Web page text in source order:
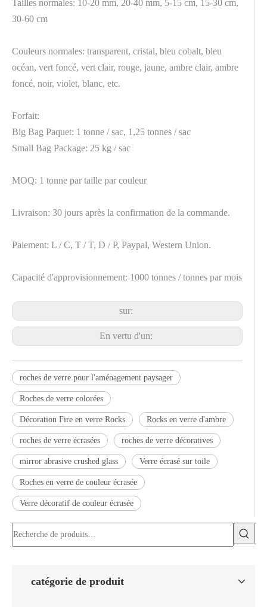
Tailles normales: 10-20 mm, 20-40 mm, 5-15 cm, 15-30 cm,
30-60 cm
Couleurs normales: transparent, cristal, bleu cobalt, bleu
océan, vert foncé, vert clair, rouge, jaune, ambre clair, ambre
foncé, noir, violet, blanc, etc.
Forfait:
Big Bag Paquet: 1 tonne / sac, 1,25 tonnes / sac
Small Bag Package: 25 kg / sac
MOQ: 1 tonne par taille par couleur
Livraison: 30 jours après la confirmation de la commande.
Paiement: L / C, T / T, D / P, Paypal, Western Union.
Capacité d'approvisionnement: 1000 tonnes / tonnes par mois
sur:
En vertu d'un:
roches de verre pour l'aménagement paysager
Roches de verre colorées
Décoration Fire en verre Rocks Rocks en verre d'ambre
roches de verre écrasées roches de verre décoratives
mirror abrasive crushed glass Verre écrasé sur toile
Roches en verre de couleur écrasée
Verre décoratif de couleur écrasée
catégorie de produit